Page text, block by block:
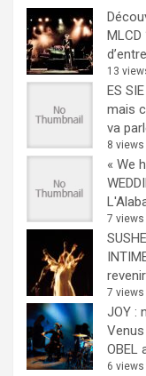
13
ES
mais
va
8 views
« We
7 views
7 views
JOY :
OBEL
6 views